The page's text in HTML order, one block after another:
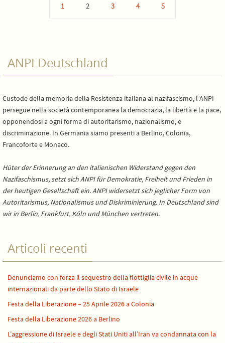
1 2 3 4 5
ANPI Deutschland
Custode della memoria della Resistenza italiana al nazifascismo, l’ANPI
persegue nella società contemporanea la democrazia, la libertà e la pace,
opponendosi a ogni forma di autoritarismo, nazionalismo, e
discriminazione. In Germania siamo presenti a Berlino, Colonia,
Francoforte e Monaco.
Hüter der Erinnerung an den italienischen Widerstand gegen den
Nazifaschismus, setzt sich ANPI für Demokratie, Freiheit und Frieden in
der heutigen Gesellschaft ein. ANPI widersetzt sich jeglicher Form von
Autoritarismus, Nationalismus und Diskriminierung. In Deutschland sind
wir in Berlin, Frankfurt, Köln und München vertreten.
Articoli recenti
Denunciamo con forza il sequestro della flottiglia civile in acque
internazionali da parte dello Stato di Israele
Festa della Liberazione – 25 Aprile 2026 a Colonia
Festa della Liberazione 2026 a Berlino
L’aggressione di Israele e degli Stati Uniti all’Iran va condannata con la